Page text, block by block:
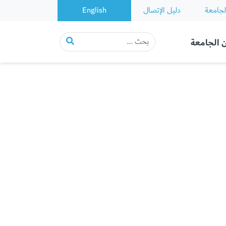
دليل الإتصال English
الجامعة